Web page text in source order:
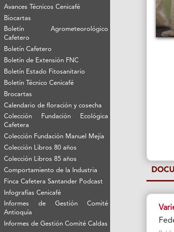
Avances Técnicos Cenicafé
Biocartas
Boletín Agrometeorológico
Cafetero
Boletín Cafetero
Boletín de Extensión FNC
Boletín Estado Fitosanitario
Boletín Técnico Cenicafé
Brocartas
Calendario de floración y cosecha
Colección Fundación Ecológica
Cafetera
Colección Fundación Manuel Mejía
Colección Libros 80 años
Colección Libros 85 años
Comportamiento de la Industria
Finca Cafetera Santander Podcast
Infografías Cenicafé
Informes de Gestión Comité
Antioquía
Informes de Gestión Comité Caldas